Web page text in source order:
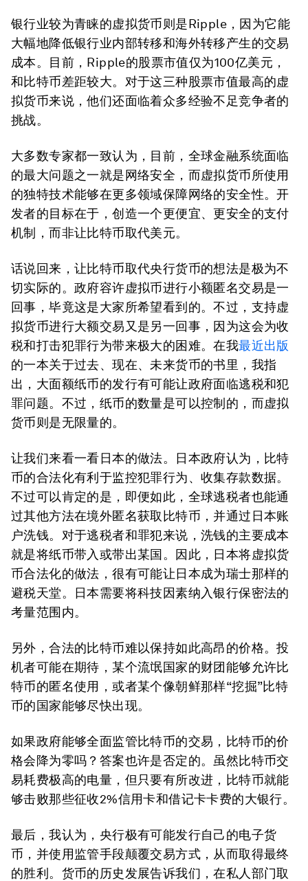
银行业较为青睐的虚拟货币则是Ripple，因为它能
大幅地降低银行业内部转移和海外转移产生的交易
成本。目前，Ripple的股票市值仅为100亿美元，
和比特币差距较大。对于这三种股票市值最高的虚
拟货币来说，他们还面临着众多经验不足竞争者的
挑战。
大多数专家都一致认为，目前，全球金融系统面临
的最大问题之一就是网络安全，而虚拟货币所使用
的独特技术能够在更多领域保障网络的安全性。开
发者的目标在于，创造一个更便宜、更安全的支付
机制，而非让比特币取代美元。
话说回来，让比特币取代央行货币的想法是极为不
切实际的。政府容许虚拟币进行小额匿名交易是一
回事，毕竟这是大家所希望看到的。不过，支持虚
拟货币进行大额交易又是另一回事，因为这会为收
税和打击犯罪行为带来极大的困难。在我最近出版
的一本关于过去、现在、未来货币的书里，我指
出，大面额纸币的发行有可能让政府面临逃税和犯
罪问题。不过，纸币的数量是可以控制的，而虚拟
货币则是无限量的。
让我们来看一看日本的做法。日本政府认为，比特
币的合法化有利于监控犯罪行为、收集存款数据。
不过可以肯定的是，即便如此，全球逃税者也能通
过其他方法在境外匿名获取比特币，并通过日本账
户洗钱。对于逃税者和罪犯来说，洗钱的主要成本
就是将纸币带入或带出某国。因此，日本将虚拟货
币合法化的做法，很有可能让日本成为瑞士那样的
避税天堂。日本需要将科技因素纳入银行保密法的
考量范围内。
另外，合法的比特币难以保持如此高昂的价格。投
机者可能在期待，某个流氓国家的财团能够允许比
特币的匿名使用，或者某个像朝鲜那样“挖掘”比特
币的国家能够尽快出现。
如果政府能够全面监管比特币的交易，比特币的价
格会降为零吗？答案也许是否定的。虽然比特币交
易耗费极高的电量，但只要有所改进，比特币就能
够击败那些征收2%信用卡和借记卡卡费的大银行。
最后，我认为，央行极有可能发行自己的电子货
币，并使用监管手段颠覆交易方式，从而取得最终
的胜利。货币的历史发展告诉我们，在私人部门取